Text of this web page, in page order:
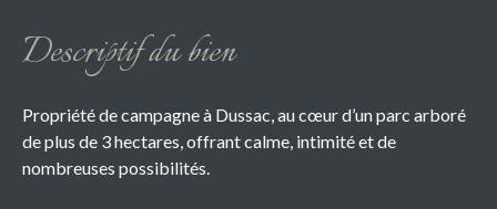
Descriptif du bien
Propriété de campagne à Dussac, au cœur d’un parc arboré
de plus de 3 hectares, offrant calme, intimité et de
nombreuses possibilités.